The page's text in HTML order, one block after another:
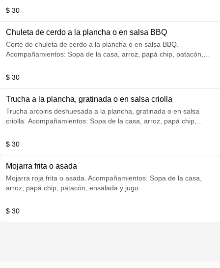
$ 30
Chuleta de cerdo a la plancha o en salsa BBQ
Corte de chuleta de cerdo a la plancha o en salsa BBQ.
Acompañamientos: Sopa de la casa, arroz, papá chip, patacón,
$ 30
Trucha a la plancha, gratinada o en salsa criolla
Trucha arcoiris deshuesada a la plancha, gratinada o en salsa
criolla. Acompañamientos: Sopa de la casa, arroz, papá chip,
$ 30
Mojarra frita o asada
Mojarra roja frita o asada. Acompañamientos: Sopa de la casa,
arroz, papá chip, patacón, ensalada y jugo.
$ 30